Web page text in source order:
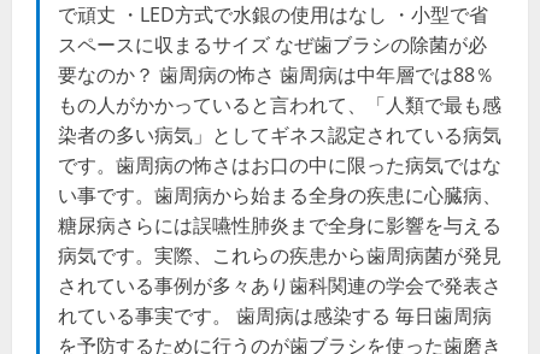
で頑丈 ・LED方式で水銀の使用はなし ・小型で省
スペースに収まるサイズ なぜ歯ブラシの除菌が必
要なのか？ 歯周病の怖さ 歯周病は中年層では88％
もの人がかかっていると言われて、「人類で最も感
染者の多い病気」としてギネス認定されている病気
です。歯周病の怖さはお口の中に限った病気ではな
い事です。歯周病から始まる全身の疾患に心臓病、
糖尿病さらには誤嚥性肺炎まで全身に影響を与える
病気です。実際、これらの疾患から歯周病菌が発見
されている事例が多々あり歯科関連の学会で発表さ
れている事実です。 歯周病は感染する 毎日歯周病
を予防するために行うのが歯ブラシを使った歯磨き